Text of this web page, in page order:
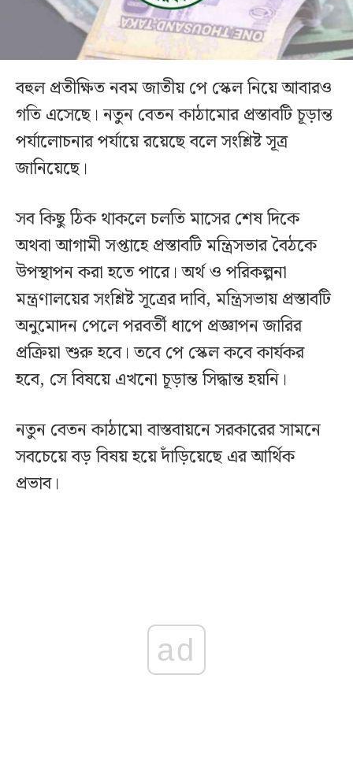
বহুল প্রতীক্ষিত নবম জাতীয় পে স্কেল নিয়ে আবারও
গতি এসেছে। নতুন বেতন কাঠামোর প্রস্তাবটি চূড়ান্ত
পর্যালোচনার পর্যায়ে রয়েছে বলে সংশ্লিষ্ট সূত্র
জানিয়েছে।
সব কিছু ঠিক থাকলে চলতি মাসের শেষ দিকে
অথবা আগামী সপ্তাহে প্রস্তাবটি মন্ত্রিসভার বৈঠকে
উপস্থাপন করা হতে পারে। অর্থ ও পরিকল্পনা
মন্ত্রণালয়ের সংশ্লিষ্ট সূত্রের দাবি, মন্ত্রিসভায় প্রস্তাবটি
অনুমোদন পেলে পরবর্তী ধাপে প্রজ্ঞাপন জারির
প্রক্রিয়া শুরু হবে। তবে পে স্কেল কবে কার্যকর
হবে, সে বিষয়ে এখনো চূড়ান্ত সিদ্ধান্ত হয়নি।
নতুন বেতন কাঠামো বাস্তবায়নে সরকারের সামনে
সবচেয়ে বড় বিষয় হয়ে দাঁড়িয়েছে এর আর্থিক
প্রভাব।
ad